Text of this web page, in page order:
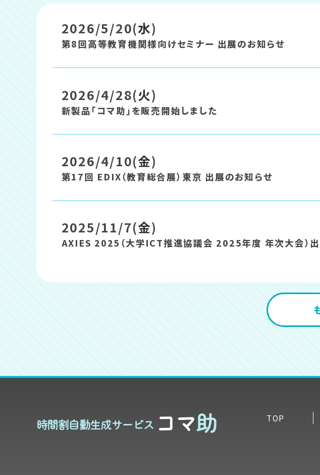
2026/5/20(水)
第8回高等教育機関様向けセミナー 出展のお知らせ
2026/4/28(火)
新製品「コマ助」を販売開始しました
2026/4/10(金)
第17回 EDIX（教育総合展）東京 出展のお知らせ
2025/11/7(金)
AXIES 2025（大学ICT推進協議会 2025年度 年次大会）
TOP